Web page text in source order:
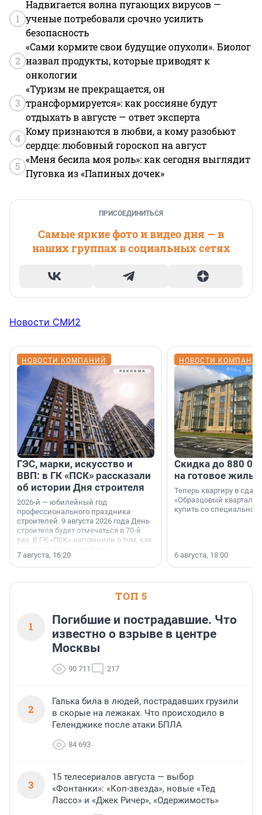
1
Надвигается волна пугающих вирусов —
ученые потребовали срочно усилить
безопасность
2
«Сами кормите свои будущие опухоли». Биолог
назвал продукты, которые приводят к
онкологии
3
«Туризм не прекращается, он
трансформируется»: как россияне будут
отдыхать в августе — ответ эксперта
4
Кому признаются в любви, а кому разобьют
сердце: любовный гороскоп на август
5
«Меня бесила моя роль»: как сегодня выглядит
Пуговка из «Папиных дочек»
ПРИСОЕДИНИТЬСЯ
Самые яркие фото и видео дня — в
наших группах в социальных сетях
Новости СМИ2
НОВОСТИ КОМПАНИЙ
ГЭС, марки, искусство и
ВВП: в ГК «ПСК» рассказали
об истории Дня строителя
2026-й — юбилейный год
профессионального праздника
строителей. 9 августа 2026 года День
строителя будет отмечаться в 70-й
раз. В ГК «ПСК» напомнили о том, как
поменялась роль строительства.
7 августа, 16:20
НОВОСТИ
Скидка до 880
на готовое
Теперь квартиру в
«Образцовый квартал
купить со специальной
6 августа, 18:00
ТОП 5
1
Погибшие и пострадавшие. Что
известно о взрыве в центре
Москвы
90 711 217
2
Галька била в людей, пострадавших грузили
в скорые на лежаках. Что происходило в
Геленджике после атаки БПЛА
84 693
3
15 телесериалов августа — выбор
«Фонтанки»: «Коп-звезда», новые «Тед
Лассо» и «Джек Ричер», «Одержимость»